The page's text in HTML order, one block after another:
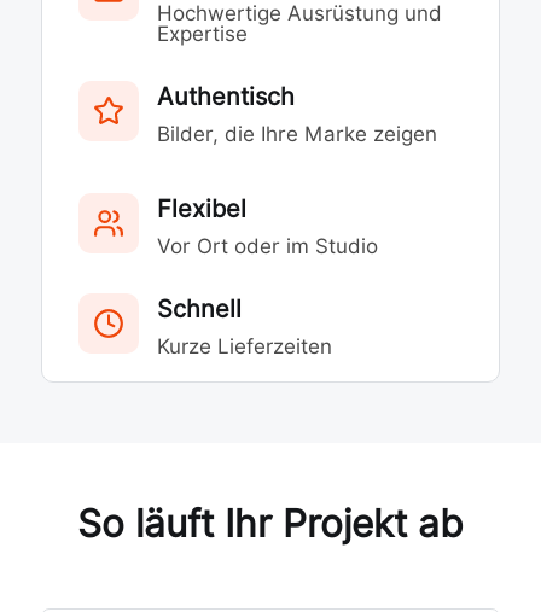
Hochwertige Ausrüstung und
Expertise
Authentisch
Bilder, die Ihre Marke zeigen
Flexibel
Vor Ort oder im Studio
Schnell
Kurze Lieferzeiten
So läuft Ihr Projekt ab